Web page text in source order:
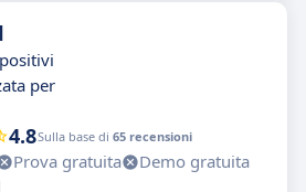
per
4.8Sulla base di 65 recensioni
Prova gratuita
Demo gratuita